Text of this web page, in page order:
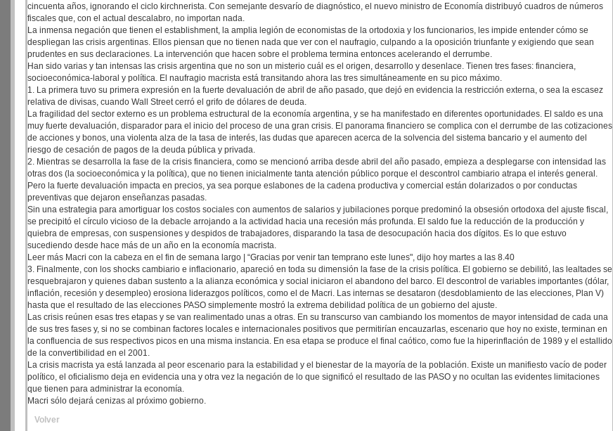
cincuenta años, ignorando el ciclo kirchnerista. Con semejante desvarío de diagnóstico, el nuevo ministro de Economía distribuyó cuadros de números
fiscales que, con el actual descalabro, no importan nada.
La inmensa negación que tienen el establishment, la amplia legión de economistas de la ortodoxia y los funcionarios, les impide entender cómo se
despliegan las crisis argentinas. Ellos piensan que no tienen nada que ver con el naufragio, culpando a la oposición triunfante y exigiendo que sean
prudentes en sus declaraciones. La intervención que hacen sobre el problema termina entonces acelerando el derrumbe.
Han sido varias y tan intensas las crisis argentina que no son un misterio cuál es el origen, desarrollo y desenlace. Tienen tres fases: financiera,
socioeconómica-laboral y política. El naufragio macrista está transitando ahora las tres simultáneamente en su pico máximo.
1. La primera tuvo su primera expresión en la fuerte devaluación de abril de año pasado, que dejó en evidencia la restricción externa, o sea la escasez
relativa de divisas, cuando Wall Street cerró el grifo de dólares de deuda.
La fragilidad del sector externo es un problema estructural de la economía argentina, y se ha manifestado en diferentes oportunidades. El saldo es una
muy fuerte devaluación, disparador para el inicio del proceso de una gran crisis. El panorama financiero se complica con el derrumbe de las cotizaciones
de acciones y bonos, una violenta alza de la tasa de interés, las dudas que aparecen acerca de la solvencia del sistema bancario y el aumento del
riesgo de cesación de pagos de la deuda pública y privada.
2. Mientras se desarrolla la fase de la crisis financiera, como se mencionó arriba desde abril del año pasado, empieza a desplegarse con intensidad las
otras dos (la socioeconómica y la política), que no tienen inicialmente tanta atención público porque el descontrol cambiario atrapa el interés general.
Pero la fuerte devaluación impacta en precios, ya sea porque eslabones de la cadena productiva y comercial están dolarizados o por conductas
preventivas que dejaron enseñanzas pasadas.
Sin una estrategia para amortiguar los costos sociales con aumentos de salarios y jubilaciones porque predominó la obsesión ortodoxa del ajuste fiscal,
se precipitó el círculo vicioso de la debacle arrojando a la actividad hacia una recesión más profunda. El saldo fue la reducción de la producción y
quiebra de empresas, con suspensiones y despidos de trabajadores, disparando la tasa de desocupación hacia dos dígitos. Es lo que estuvo
sucediendo desde hace más de un año en la economía macrista.
Leer más Macri con la cabeza en el fin de semana largo | “Gracias por venir tan temprano este lunes", dijo hoy martes a las 8.40
3. Finalmente, con los shocks cambiario e inflacionario, apareció en toda su dimensión la fase de la crisis política. El gobierno se debilitó, las lealtades se
resquebrajaron y quienes daban sustento a la alianza económica y social iniciaron el abandono del barco. El descontrol de variables importantes (dólar,
inflación, recesión y desempleo) erosiona liderazgos políticos, como el de Macri. Las internas se desataron (desdoblamiento de las elecciones, Plan V)
hasta que el resultado de las elecciones PASO simplemente mostró la extrema debilidad política de un gobierno del ajuste.
Las crisis reúnen esas tres etapas y se van realimentado unas a otras. En su transcurso van cambiando los momentos de mayor intensidad de cada una
de sus tres fases y, si no se combinan factores locales e internacionales positivos que permitirían encauzarlas, escenario que hoy no existe, terminan en
la confluencia de sus respectivos picos en una misma instancia. En esa etapa se produce el final caótico, como fue la hiperinflación de 1989 y el estallido
de la convertibilidad en el 2001.
La crisis macrista ya está lanzada al peor escenario para la estabilidad y el bienestar de la mayoría de la población. Existe un manifiesto vacío de poder
político, el oficialismo deja en evidencia una y otra vez la negación de lo que significó el resultado de las PASO y no ocultan las evidentes limitaciones
que tienen para administrar la economía.
Macri sólo dejará cenizas al próximo gobierno.
Volver